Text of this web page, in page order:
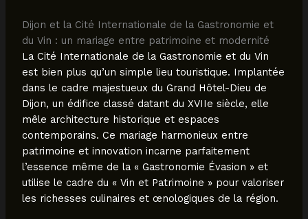
Dijon et la Cité Internationale de la Gastronomie et
du Vin : un mariage entre patrimoine et modernité
La Cité Internationale de la Gastronomie et du Vin
est bien plus qu’un simple lieu touristique. Implantée
dans le cadre majestueux du Grand Hôtel-Dieu de
Dijon, un édifice classé datant du XVIIe siècle, elle
mêle architecture historique et espaces
contemporains. Ce mariage harmonieux entre
patrimoine et innovation incarne parfaitement
l’essence même de la « Gastronomie Évasion » et
utilise le cadre du « Vin et Patrimoine » pour valoriser
les richesses culinaires et œnologiques de la région.